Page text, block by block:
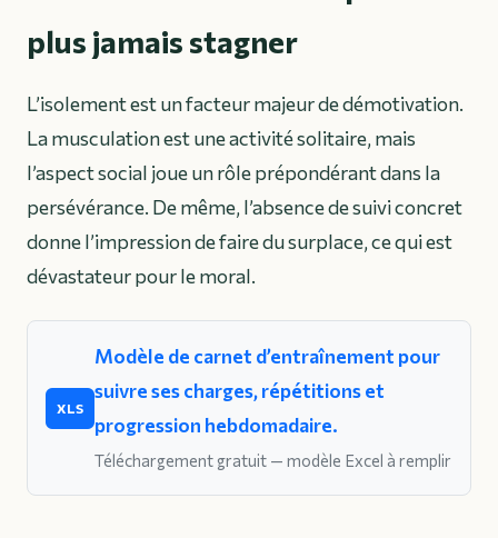
plus jamais stagner
L’isolement est un facteur majeur de démotivation.
La musculation est une activité solitaire, mais
l’aspect social joue un rôle prépondérant dans la
persévérance. De même, l’absence de suivi concret
donne l’impression de faire du surplace, ce qui est
dévastateur pour le moral.
XLS
Modèle de carnet d’entraînement pour
suivre ses charges, répétitions et
progression hebdomadaire.
Téléchargement gratuit — modèle Excel à remplir